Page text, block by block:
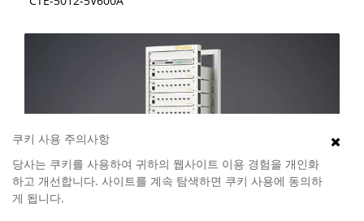
쿠키 사용 주의사항
당사는 쿠키를 사용하여 귀하의 웹사이트 이용 경험을 개인화
하고 개선합니다. 사이트를 계속 탐색하면 쿠키 사용에 동의하
게 됩니다.